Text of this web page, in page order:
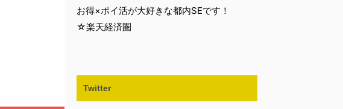
お得×ポイ活が大好きな都内SEです！
☆楽天経済圏
Twitter